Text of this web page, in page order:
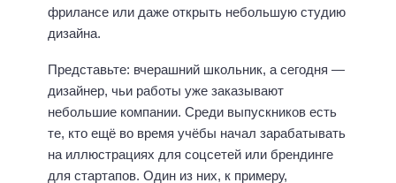
фрилансе или даже открыть небольшую студию
дизайна.
Представьте: вчерашний школьник, а сегодня —
дизайнер, чьи работы уже заказывают
небольшие компании. Среди выпускников есть
те, кто ещё во время учёбы начал зарабатывать
на иллюстрациях для соцсетей или брендинге
для стартапов. Один из них, к примеру,